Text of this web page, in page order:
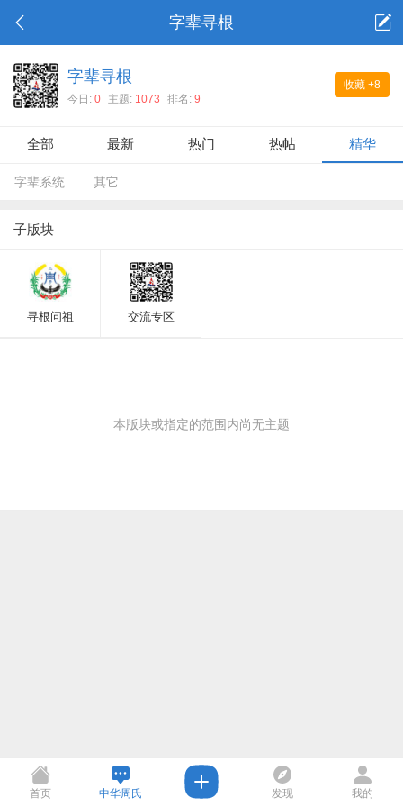
字辈寻根
收藏 +8
字辈寻根
今日: 0 主题: 1073 排名: 9
全部 最新 热门 热帖 精华
字辈系统 其它
子版块
寻根问祖 交流专区
本版块或指定的范围内尚无主题
首页 中华周氏 发现 我的